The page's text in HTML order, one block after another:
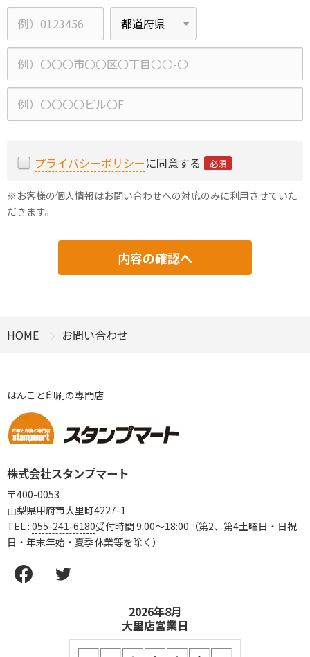
番
府
県
町
村、
プライバシーボリシーに同意する 必須
※お客様の個人情報はお問い合わせへの対応のみに利用させていた
だきます。
HOME お問い合わせ
はんこと印刷の専門店
株式会社スタンプマート
〒400-0053
山梨県甲府市大里町4227-1
TEL : 055-241-6180受付時間 9:00〜18:00（第2、第4土曜日・日祝
日・年末年始・夏季休業等を除く）
2026年8月
大里店営業日